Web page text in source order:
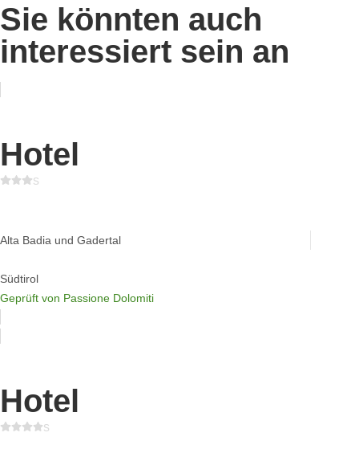
Sie könnten auch
interessiert sein an
Hotel
s
Alta Badia und Gadertal
Südtirol
Geprüft von Passione Dolomiti
Hotel
s